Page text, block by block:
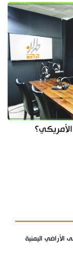
الأراضي اليمنية